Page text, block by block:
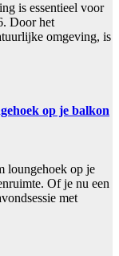
is essentieel voor
Door het
omgeving, is
op je balkon
loungehoek op je
Of je nu een
met